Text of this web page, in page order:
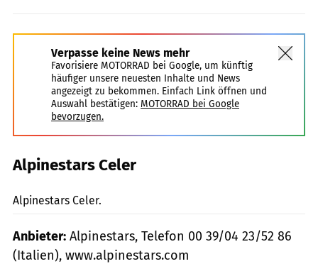
Verpasse keine News mehr
Favorisiere MOTORRAD bei Google, um künftig
häufiger unsere neuesten Inhalte und News
angezeigt zu bekommen. Einfach Link öffnen und
Auswahl bestätigen: MOTORRAD bei Google
bevorzugen.
Alpinestars Celer
Alpinestars Celer.
Anbieter: Alpinestars, Telefon 00 39/04 23/52 86
(Italien), www.alpinestars.com